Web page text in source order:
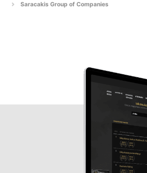
Saracakis Group of Companies